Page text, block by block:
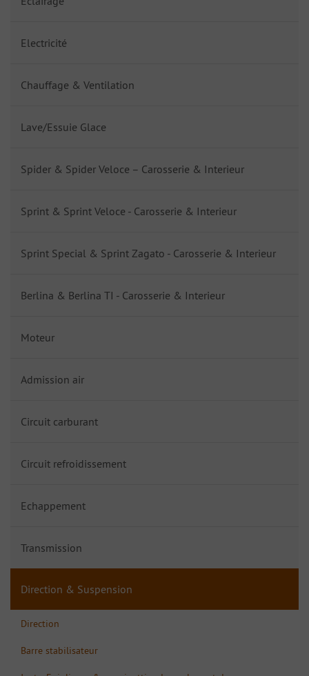
Electricité
Chauffage & Ventilation
Lave/Essuie Glace
Spider & Spider Veloce – Carosserie & Interieur
Sprint & Sprint Veloce - Carosserie & Interieur
Sprint Special & Sprint Zagato - Carosserie & Interieur
Berlina & Berlina TI - Carosserie & Interieur
Moteur
Admission air
Circuit carburant
Circuit refroidissement
Echappement
Transmission
Direction & Suspension
Direction
Barre stabilisateur